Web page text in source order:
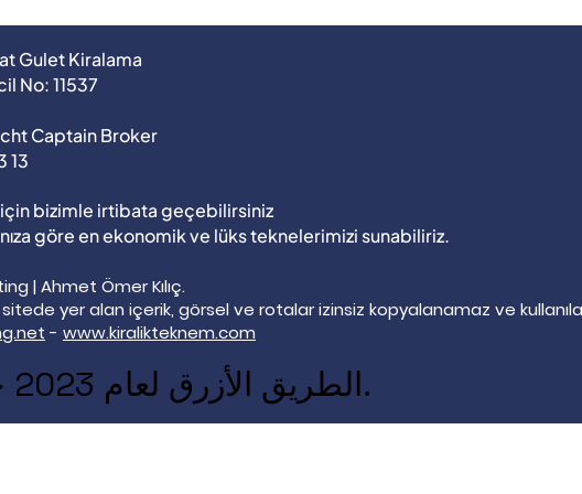
Gulet Kiralama
No: 11537
Captain Broker
13
bizimle irtibata geçebilirsiniz
göre en ekonomik ve lüks teknelerimizi sunabiliriz.
| Ahmet Ömer Kılıç.
sitede yer alan içerik, görsel ve rotalar izinsiz kopyalanamaz ve
- www.kiralikteknem.com
الطريق الأزرق لعام 2023 جاهز.